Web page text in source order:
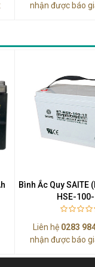
nhận được báo
Bình Ắc Quy SAITE
HSE-
Liên hệ 0283
nhận được báo